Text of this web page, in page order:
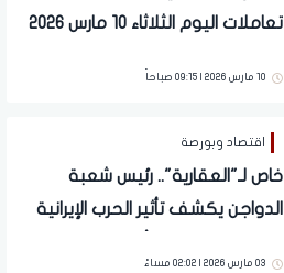
تعاملات اليوم الثلاثاء 10 مارس 2026
10 مارس 2026 | 09:15 صباحاً
اقتصاد وبورصة
خاص لـ"العقارية".. رئيس شعبة
الدواجن يكشف تأثير الحرب الإيرانية
03 مارس 2026 | 02:02 مساءً